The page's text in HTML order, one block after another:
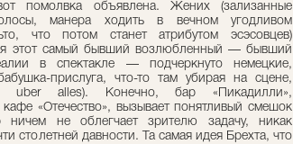
помолвка объявлена. Жених (зализанные
манера ходить в вечном угодливом
что потом станет атрибутом эсэсовцев)
этот самый бывший возлюбленный — бывший
в спектакле — подчеркнуто немецкие,
прислуга, что-то там убирая на сцене,
uber alles). Конечно, бар «Пикадилли»,
«Отечество», вызывает понятливый смешок
не облегчает зрителю задачу, никак
столетней давности. Та самая идея Брехта, что